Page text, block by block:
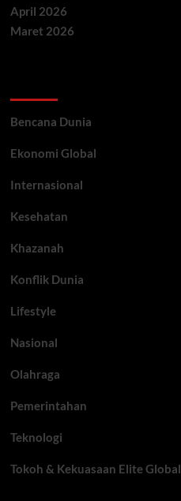
April 2026
Maret 2026
Bencana Dunia
Ekonomi Global
Internasional
Kesehatan
Khazanah
Konflik Dunia
Lifestyle
Nasional
Olahraga
Pemerintahan
Teknologi
Tokoh & Kekuasaan Elite Global